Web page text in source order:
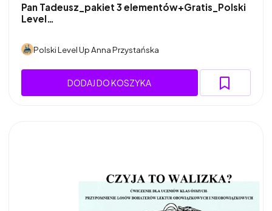
Pan Tadeusz_pakiet 3 elementów+Gratis_Polski
Level…
Polski Level Up Anna Przystańska
DODAJ DO KOSZYKA